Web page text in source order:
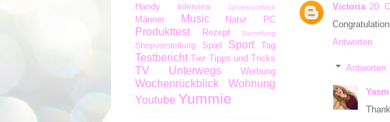
Victoria 20.
Antworten
Antworten
Handy
Interview Jahresrückblick
Männer Music Natur PC
Produkttest Rezept Sammlung
Shopvorstellung Spiel Sport Tag
Testbericht Tier Tipps und Tricks
TV Unterwegs Werbung
Wochenrückblick
Wohnung
Youtube Yummie